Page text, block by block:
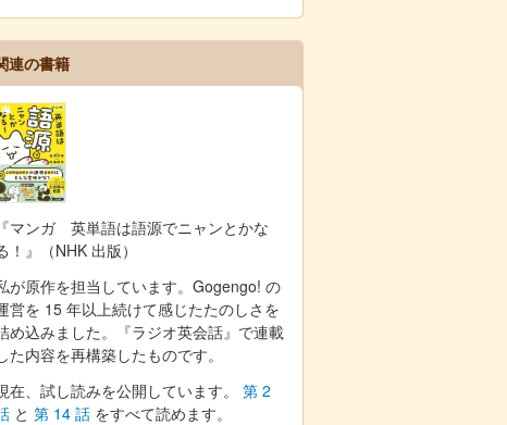
連の書籍
『マンガ 英単語は語源でニャンとかな
！』（NHK 出版）
が原作を担当しています。Gogengo! の
営を 15 年以上続けて感じたたのしさを
め込みました。『ラジオ英会話』で連載
た内容を再構築したものです。
在、試し読みを公開しています。 第 2
と 第 14 話 をすべて読めます。